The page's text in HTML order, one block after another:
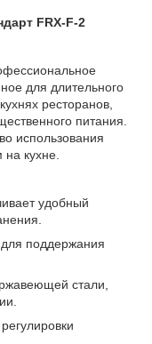
FRX-F-2
для длительного
ресторанов,
питания.
использования
кухне.
удобный
поддержания
стали,